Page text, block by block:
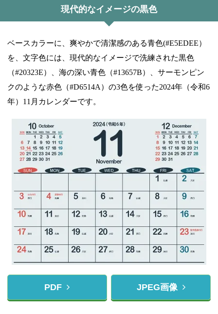
現代的なイメージの黒色
ベースカラーに、爽やかで清潔感のある青色(#E5EDEE）
を、文字色には、現代的なイメージで洗練された黒色
（#20323E）、海の深い青色（#13657B）、サーモンピン
クのような赤色（#D6514A）の3色を使った2024年（令和6
年）11月カレンダーです。
PDF JPEG画像